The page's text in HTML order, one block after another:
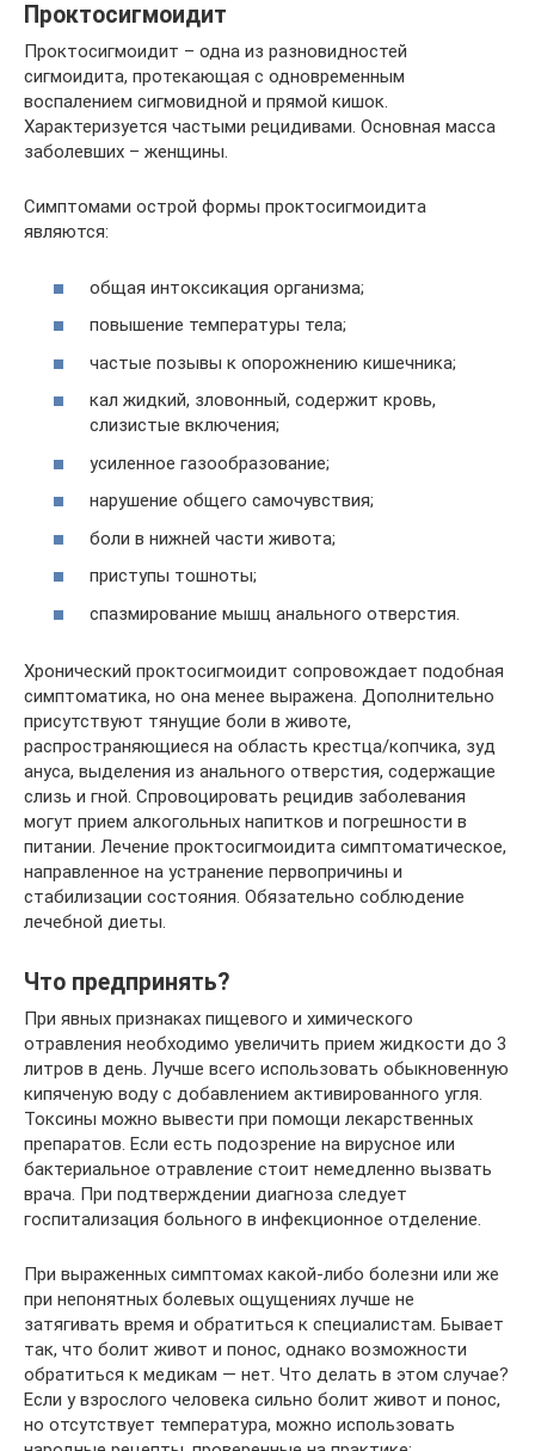
Проктосигмоидит
Проктосигмоидит – одна из разновидностей
сигмоидита, протекающая с одновременным
воспалением сигмовидной и прямой кишок.
Характеризуется частыми рецидивами. Основная масса
заболевших – женщины.
Симптомами острой формы проктосигмоидита
являются:
общая интоксикация организма;
повышение температуры тела;
частые позывы к опорожнению кишечника;
кал жидкий, зловонный, содержит кровь,
слизистые включения;
усиленное газообразование;
нарушение общего самочувствия;
боли в нижней части живота;
приступы тошноты;
спазмирование мышц анального отверстия.
Хронический проктосигмоидит сопровождает подобная
симптоматика, но она менее выражена. Дополнительно
присутствуют тянущие боли в животе,
распространяющиеся на область крестца/копчика, зуд
ануса, выделения из анального отверстия, содержащие
слизь и гной. Спровоцировать рецидив заболевания
могут прием алкогольных напитков и погрешности в
питании. Лечение проктосигмоидита симптоматическое,
направленное на устранение первопричины и
стабилизации состояния. Обязательно соблюдение
лечебной диеты.
Что предпринять?
При явных признаках пищевого и химического
отравления необходимо увеличить прием жидкости до 3
литров в день. Лучше всего использовать обыкновенную
кипяченую воду с добавлением активированного угля.
Токсины можно вывести при помощи лекарственных
препаратов. Если есть подозрение на вирусное или
бактериальное отравление стоит немедленно вызвать
врача. При подтверждении диагноза следует
госпитализация больного в инфекционное отделение.
При выраженных симптомах какой-либо болезни или же
при непонятных болевых ощущениях лучше не
затягивать время и обратиться к специалистам. Бывает
так, что болит живот и понос, однако возможности
обратиться к медикам — нет. Что делать в этом случае?
Если у взрослого человека сильно болит живот и понос,
но отсутствует температура, можно использовать